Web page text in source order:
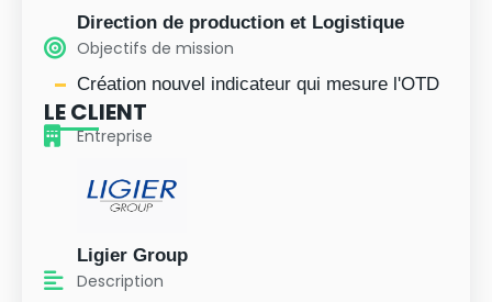
Direction de production et Logistique
Objectifs de mission
Création nouvel indicateur qui mesure l'OTD
LE CLIENT
Entreprise
Ligier Group
Description